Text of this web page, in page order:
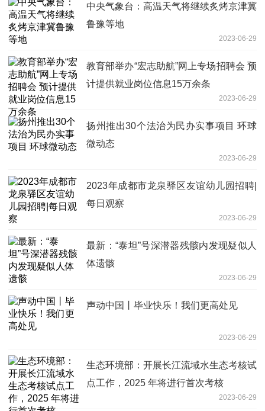
中央气象台：高温天气将继续炙烤京津冀
鲁豫等地
2023-06-29
教育部举办“宏志助航”网上专场招聘会 预
计提供就业岗位信息15万余条
2023-06-29
扬州推出30个法治为民办实事项目 环球
微动态
2023-06-29
2023年成都市龙泉驿区友谊幼儿园招聘|
每日观察
2023-06-29
最新：“泰坦”号深潜器残骸内发现疑似人
体遗骸
2023-06-29
声动中国丨毕业快乐！我们更高处见
2023-06-29
生态环境部：开展长江流域水生态考核试
点工作，2025 年将进行首次考核
2023-06-29